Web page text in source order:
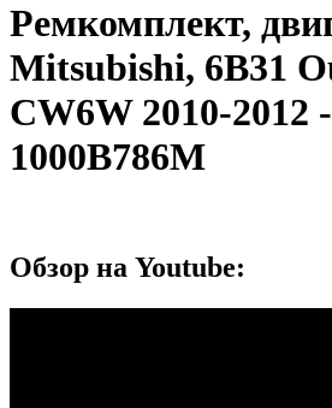
Ремкомплект,
Mitsubishi, 6B31
CW6W 2010-2012
1000B786M
Обзор на Youtube: